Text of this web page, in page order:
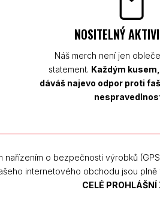
NOSITELNÝ
Náš merch není jen
statement. Každým
dáváš najevo odpor proti
nařízením o bezpečnosti výrobků
internetového obchodu jsou
CELÉ PROHLÁŠNÍ